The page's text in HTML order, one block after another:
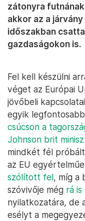
zátonyra
akkor az a
időszakban
gazdaságokon is.
Fel kell készülni
véget az Európai
jövőbeli
egyik
csúcson a
Johnson brit
mindkét fél
az EU
szólított fel, míg a
szóvivője még rá
nyilatkozatára, de
esélyt a